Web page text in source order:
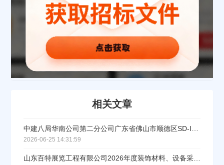
相关文章
中建八局华南公司第二分公司广东省佛山市顺德区SD-I-03-01-01-06-01地块项目钢结构预埋件采购及供应工程采购中标公示
2026-06-25 14:31:59
山东百特展览工程有限公司2026年度装饰材料、设备采购项目中标公示